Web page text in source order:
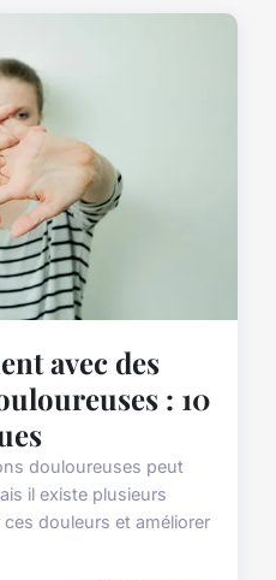
avec des
: 10
douloureuses peut
il existe plusieurs
douleurs et améliorer